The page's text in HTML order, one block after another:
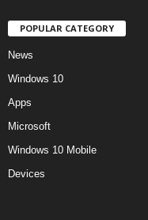
POPULAR CATEGORY
News
Windows 10
Apps
Microsoft
Windows 10 Mobile
Devices